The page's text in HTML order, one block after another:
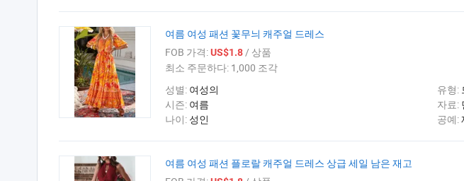
여름 여성 패션 꽃무늬 캐주얼 드레스
FOB 가격:US$1.8/ 상품
최소 주문하다: 1,000 조각
성별: 여성의 유형:
시즌: 여름 자료:
나이: 성인 공예:
여름 여성 패션 플로랄 캐주얼 드레스 상급 세일 남은 재고